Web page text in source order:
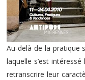
Au-delà de la pratique
laquelle s’est
retranscrire leur